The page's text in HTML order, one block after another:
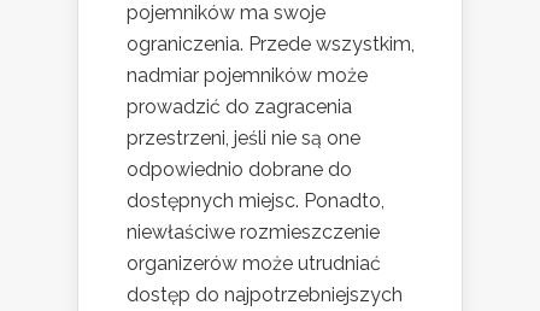
pojemników ma swoje
ograniczenia. Przede wszystkim,
nadmiar pojemników może
prowadzić do zagracenia
przestrzeni, jeśli nie są one
odpowiednio dobrane do
dostępnych miejsc. Ponadto,
niewłaściwe rozmieszczenie
organizerów może utrudniać
dostęp do najpotrzebniejszych